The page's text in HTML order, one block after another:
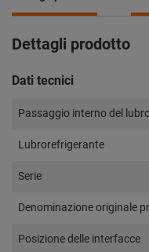
Dettagli prodotto
Dati tecnici
Passaggio interno del
Lubrorefrigerante
Serie
Denominazione originale
Posizione delle interfacce